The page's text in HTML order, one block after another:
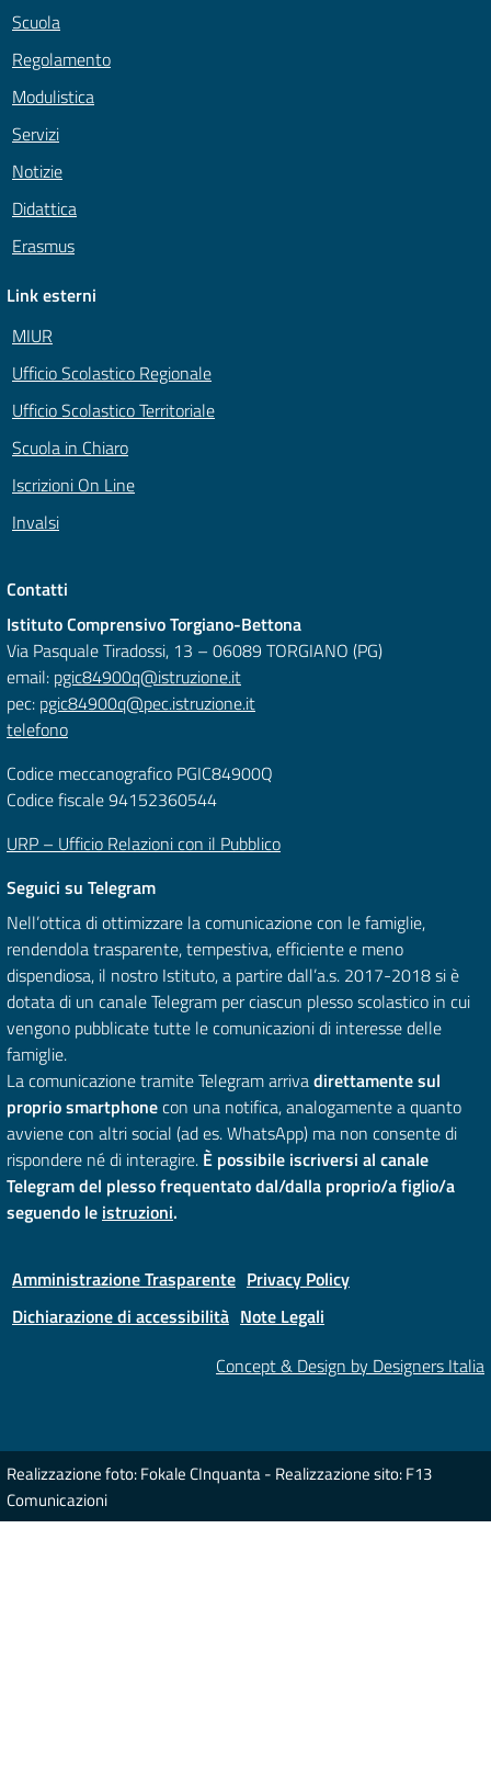
Scuola
Regolamento
Modulistica
Servizi
Notizie
Didattica
Erasmus
Link esterni
MIUR
Ufficio Scolastico Regionale
Ufficio Scolastico Territoriale
Scuola in Chiaro
Iscrizioni On Line
Invalsi
Contatti
Istituto Comprensivo Torgiano-Bettona
Via Pasquale Tiradossi, 13 – 06089 TORGIANO (PG)
email: pgic84900q@istruzione.it
pec: pgic84900q@pec.istruzione.it
telefono
Codice meccanografico PGIC84900Q
Codice fiscale 94152360544
URP – Ufficio Relazioni con il Pubblico
Seguici su Telegram
Nell’ottica di ottimizzare la comunicazione con le famiglie,
rendendola trasparente, tempestiva, efficiente e meno
dispendiosa, il nostro Istituto, a partire dall’a.s. 2017-2018 si è
dotata di un canale Telegram per ciascun plesso scolastico in cui
vengono pubblicate tutte le comunicazioni di interesse delle
famiglie.
La comunicazione tramite Telegram arrivadirettamente sul
proprio smartphonecon una notifica, analogamente a quanto
avviene con altri social (ad es. WhatsApp) ma non consente di
rispondere né di interagire. È possibile iscriversi al canale
Telegram del plesso frequentato dal/dalla proprio/a figlio/a
seguendo le istruzioni.
Amministrazione Trasparente Privacy Policy
Dichiarazione di accessibilità Note Legali
Concept & Design by Designers Italia
Realizzazione foto: Fokale CInquanta - Realizzazione sito: F13
Comunicazioni